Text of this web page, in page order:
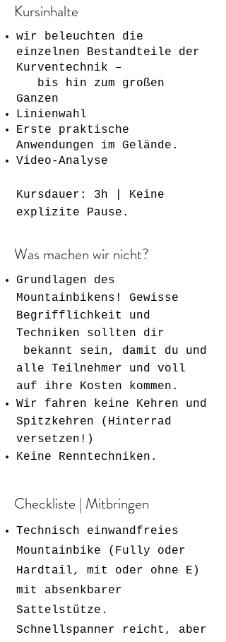
Kursinhalte
wir beleuchten die
einzelnen Bestandteile der
Kurventechnik –
bis hin zum großen
Ganzen
Linienwahl
Erste praktische
Anwendungen im Gelände.
Video-Analyse
Kursdauer: 3h | Keine
explizite Pause.
Was machen wir nicht?
Grundlagen des
Mountainbikens! Gewisse
Begrifflichkeit und
Techniken sollten dir
bekannt sein, damit du und
alle Teilnehmer und voll
auf ihre Kosten kommen.
Wir fahren keine Kehren und
Spitzkehren (Hinterrad
versetzen!)
Keine Renntechniken.
Checkliste | Mitbringen
Technisch einwandfreies
Mountainbike (Fully oder
Hardtail, mit oder ohne E)
mit absenkbarer
Sattelstütze.
Schnellspanner reicht, aber